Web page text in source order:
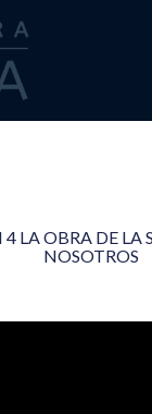
LA OBRA DE LA
NOSOTROS